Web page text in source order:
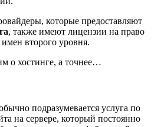
которые предоставляют
, также имеют лицензии на право
второго уровня.
о хостинге, а точнее…
подразумевается услуга по
на сервере, который постоянно